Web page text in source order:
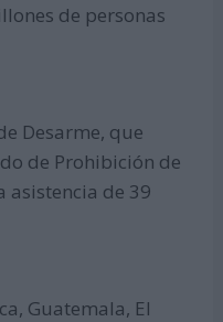
de personas
Desarme, que
de Prohibición de
asistencia de 39
Guatemala, El